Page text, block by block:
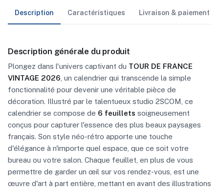
Description Caractéristiques Livraison & paiement
Description générale du produit
Plongez dans l'univers captivant du TOUR DE FRANCE
VINTAGE 2026 , un calendrier qui transcende la simple
fonctionnalité pour devenir une véritable pièce de
décoration. Illustré par le talentueux studio 2SCOM, ce
calendrier se compose de 6 feuillets soigneusement
conçus pour capturer l'essence des plus beaux paysages
français. Son style néo-rétro apporte une touche
d'élégance à n'importe quel espace, que ce soit votre
bureau ou votre salon. Chaque feuillet, en plus de vous
permettre de garder un œil sur vos rendez-vous, est une
œuvre d'art à part entière, mettant en avant des illustrations